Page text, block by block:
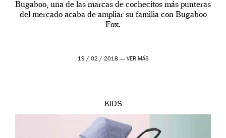
Bugaboo, una de las marcas de cochecitos más punteras
del mercado acaba de ampliar su familia con Bugaboo
Fox.
19 / 02 / 2018 — VER MÁS
KIDS